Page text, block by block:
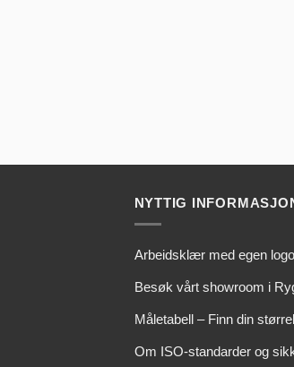
NYTTIG
Arbeidsklær med egen
Besøk vårt showroom i
Måletabell – Finn din
Om ISO-standarder og